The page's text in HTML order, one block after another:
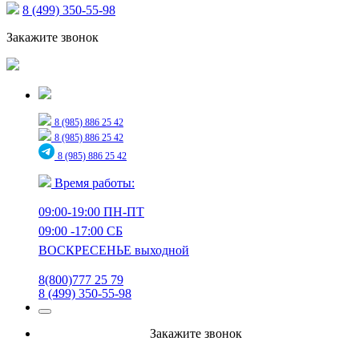
8 (499) 350-55-98
Закажите звонок
8 (985) 886 25 42
8 (985) 886 25 42
8 (985) 886 25 42
Время работы:
09:00-19:00 ПН-ПТ
09:00 -17:00 СБ
ВОСКРЕСЕНЬЕ выходной
8(800)777 25 79
8 (499) 350-55-98
Закажите звонок